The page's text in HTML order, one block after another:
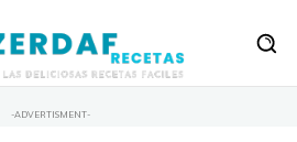
-ADVERTISMENT-